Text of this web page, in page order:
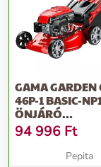
GAMA GARDEN
46P-1 BASIC-
ÖNJÁRÓ
FŰNYÍRÓ, PIROS
94 996 Ft
Pepita